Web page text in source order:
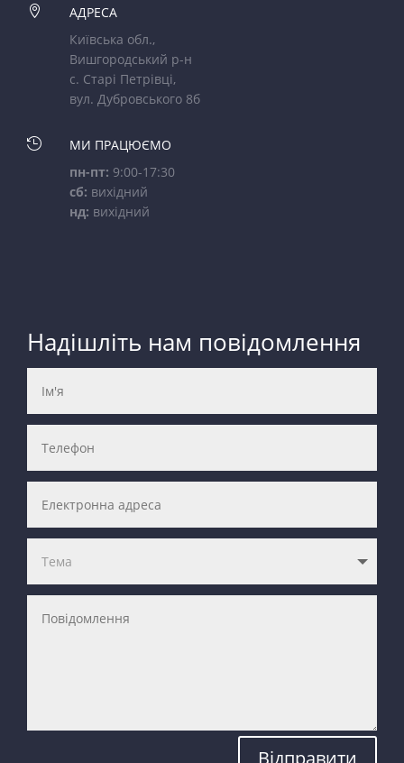

АДРЕСА
Київська обл.,
Вишгородський р-н
с. Старі Петрівці,
вул. Дубровського 8б

МИ ПРАЦЮЄМО
пн-пт: 9:00-17:30
сб: вихідний
нд: вихідний
Надішліть нам повідомлення